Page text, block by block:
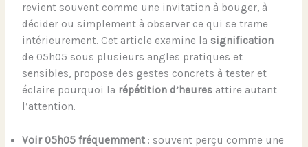
revient souvent comme une invitation à bouger, à
décider ou simplement à observer ce qui se trame
intérieurement. Cet article examine la signification
de 05h05 sous plusieurs angles pratiques et
sensibles, propose des gestes concrets à tester et
éclaire pourquoi la répétition d’heures attire autant
l’attention.
Voir 05h05 fréquemment : souvent perçu comme une